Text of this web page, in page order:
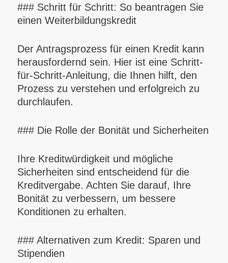
### Schritt für Schritt: So beantragen Sie
einen Weiterbildungskredit
Der Antragsprozess für einen Kredit kann
herausfordernd sein. Hier ist eine Schritt-
für-Schritt-Anleitung, die Ihnen hilft, den
Prozess zu verstehen und erfolgreich zu
durchlaufen.
### Die Rolle der Bonität und Sicherheiten
Ihre Kreditwürdigkeit und mögliche
Sicherheiten sind entscheidend für die
Kreditvergabe. Achten Sie darauf, Ihre
Bonität zu verbessern, um bessere
Konditionen zu erhalten.
### Alternativen zum Kredit: Sparen und
Stipendien